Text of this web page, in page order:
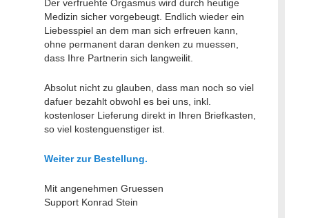
Der verfruehte Orgasmus wird durch heutige
Medizin sicher vorgebeugt. Endlich wieder ein
Liebesspiel an dem man sich erfreuen kann,
ohne permanent daran denken zu muessen,
dass Ihre Partnerin sich langweilit.
Absolut nicht zu glauben, dass man noch so viel
dafuer bezahlt obwohl es bei uns, inkl.
kostenloser Lieferung direkt in Ihren Briefkasten,
so viel kostenguenstiger ist.
Weiter zur Bestellung.
Mit angenehmen Gruessen
Support Konrad Stein